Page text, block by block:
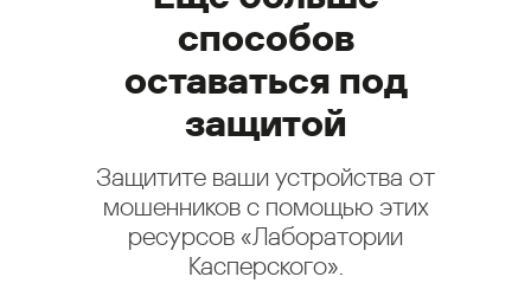
способов
оставаться под
защитой
Защитите ваши устройства от
мошенников с помощью этих
ресурсов «Лаборатории
Касперского».